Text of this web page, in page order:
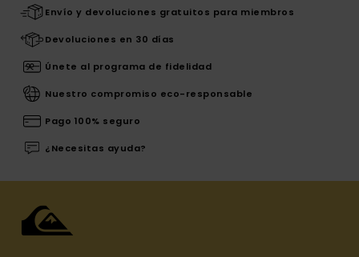
Envío y devoluciones gratuitos para miembros
Devoluciones en 30 días
Únete al programa de fidelidad
Nuestro compromiso eco-responsable
Pago 100% seguro
¿Necesitas ayuda?